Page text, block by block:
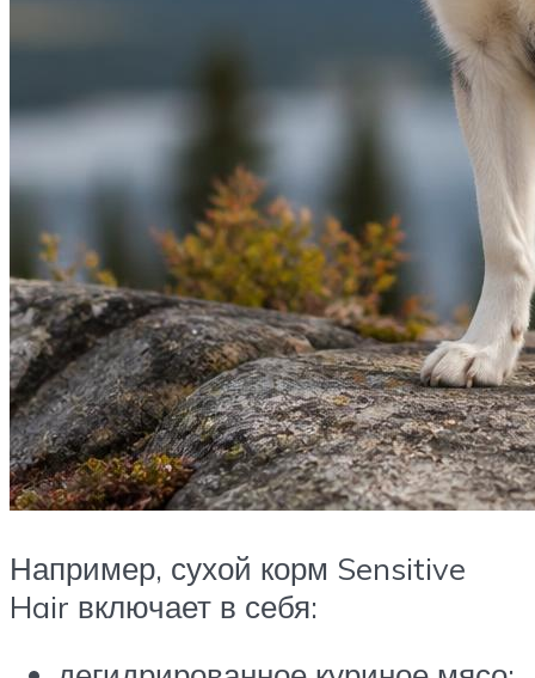
Например, сухой корм Sensitive
Hair включает в себя: